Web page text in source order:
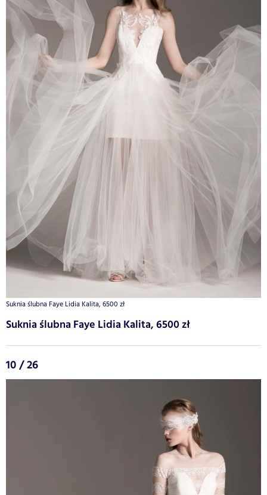
Suknia ślubna Faye Lidia Kalita, 6500 zł
Suknia ślubna Faye Lidia Kalita, 6500 zł
10 / 26